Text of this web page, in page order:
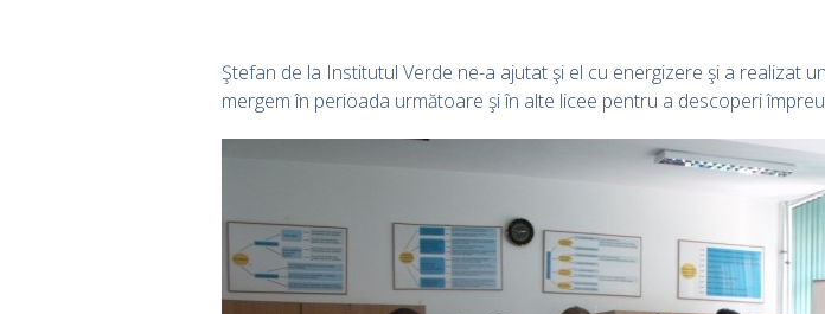
Ştefan de la Institutul Verde ne-a ajutat şi el cu energizere şi a realizat
mergem în perioada următoare şi în alte licee pentru a descoperi